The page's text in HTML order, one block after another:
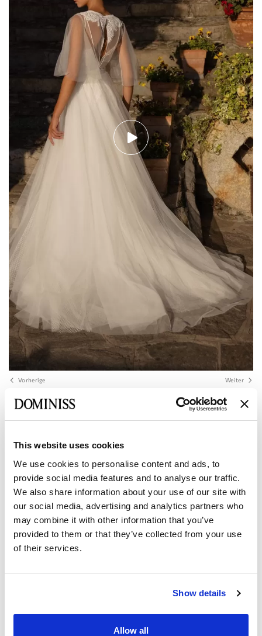
This website uses cookies
We use cookies to personalise content and ads, to
provide social media features and to analyse our traffic.
We also share information about your use of our site with
our social media, advertising and analytics partners who
may combine it with other information that you’ve
provided to them or that they’ve collected from your use
of their services.
Show details
Allow all
Vorherige Weiter
MATHIAS Etui-Brautkleid in A-Linie mit
V-Ausschnitt aus Tüll und Spitze
Größe: Größentabelle
Europäisch:
Hersteller:
34 EU 36 EU 38 EU 42 EU
44 EU 46 EU 48 EU 50 EU
Termin buchen
Geschäft finden